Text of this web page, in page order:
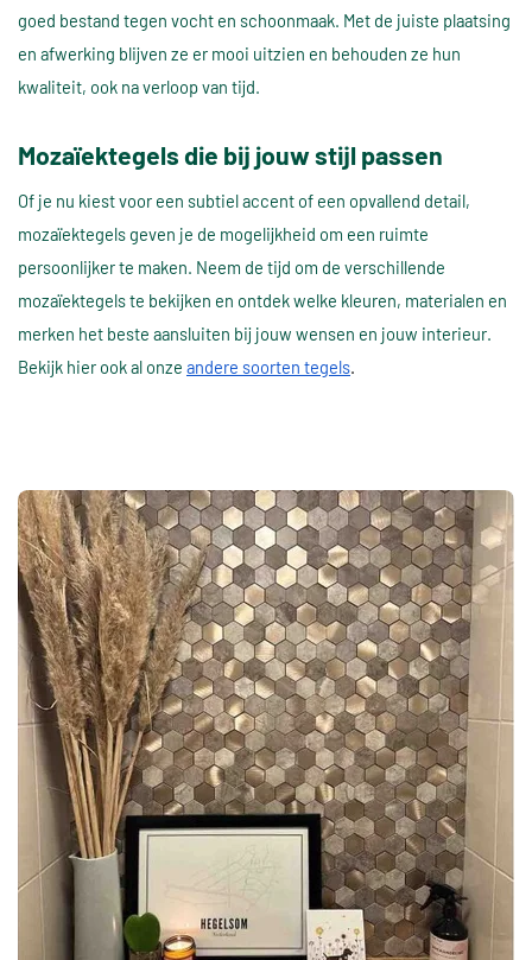
goed bestand tegen vocht en schoonmaak. Met de juiste plaatsing
en afwerking blijven ze er mooi uitzien en behouden ze hun
kwaliteit, ook na verloop van tijd.
Mozaïektegels die bij jouw stijl passen
Of je nu kiest voor een subtiel accent of een opvallend detail,
mozaïektegels geven je de mogelijkheid om een ruimte
persoonlijker te maken. Neem de tijd om de verschillende
mozaïektegels te bekijken en ontdek welke kleuren, materialen en
merken het beste aansluiten bij jouw wensen en jouw interieur.
Bekijk hier ook al onze andere soorten tegels.